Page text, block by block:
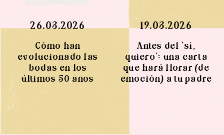
26.03.2026
Cómo han
evolucionado las
bodas en los
últimos 50 años
19.03.2026
Antes del ‘sí,
quiero’: una carta
que hará llorar (de
emoción) a tu padre